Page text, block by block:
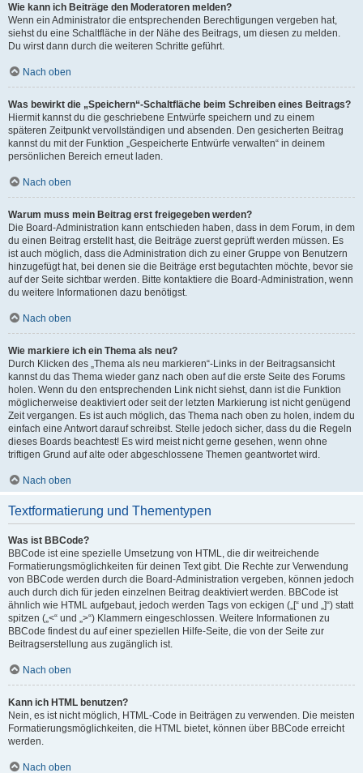
Wie kann ich Beiträge den Moderatoren melden?
Wenn ein Administrator die entsprechenden Berechtigungen vergeben hat,
siehst du eine Schaltfläche in der Nähe des Beitrags, um diesen zu melden.
Du wirst dann durch die weiteren Schritte geführt.
Nach oben
Was bewirkt die „Speichern“-Schaltfläche beim Schreiben eines Beitrags?
Hiermit kannst du die geschriebene Entwürfe speichern und zu einem
späteren Zeitpunkt vervollständigen und absenden. Den gesicherten Beitrag
kannst du mit der Funktion „Gespeicherte Entwürfe verwalten“ in deinem
persönlichen Bereich erneut laden.
Nach oben
Warum muss mein Beitrag erst freigegeben werden?
Die Board-Administration kann entschieden haben, dass in dem Forum, in dem
du einen Beitrag erstellt hast, die Beiträge zuerst geprüft werden müssen. Es
ist auch möglich, dass die Administration dich zu einer Gruppe von Benutzern
hinzugefügt hat, bei denen sie die Beiträge erst begutachten möchte, bevor sie
auf der Seite sichtbar werden. Bitte kontaktiere die Board-Administration, wenn
du weitere Informationen dazu benötigst.
Nach oben
Wie markiere ich ein Thema als neu?
Durch Klicken des „Thema als neu markieren“-Links in der Beitragsansicht
kannst du das Thema wieder ganz nach oben auf die erste Seite des Forums
holen. Wenn du den entsprechenden Link nicht siehst, dann ist die Funktion
möglicherweise deaktiviert oder seit der letzten Markierung ist nicht genügend
Zeit vergangen. Es ist auch möglich, das Thema nach oben zu holen, indem du
einfach eine Antwort darauf schreibst. Stelle jedoch sicher, dass du die Regeln
dieses Boards beachtest! Es wird meist nicht gerne gesehen, wenn ohne
triftigen Grund auf alte oder abgeschlossene Themen geantwortet wird.
Nach oben
Textformatierung und Thementypen
Was ist BBCode?
BBCode ist eine spezielle Umsetzung von HTML, die dir weitreichende
Formatierungsmöglichkeiten für deinen Text gibt. Die Rechte zur Verwendung
von BBCode werden durch die Board-Administration vergeben, können jedoch
auch durch dich für jeden einzelnen Beitrag deaktiviert werden. BBCode ist
ähnlich wie HTML aufgebaut, jedoch werden Tags von eckigen („[“ und „]“) statt
spitzen („<“ und „>“) Klammern eingeschlossen. Weitere Informationen zu
BBCode findest du auf einer speziellen Hilfe-Seite, die von der Seite zur
Beitragserstellung aus zugänglich ist.
Nach oben
Kann ich HTML benutzen?
Nein, es ist nicht möglich, HTML-Code in Beiträgen zu verwenden. Die meisten
Formatierungsmöglichkeiten, die HTML bietet, können über BBCode erreicht
werden.
Nach oben